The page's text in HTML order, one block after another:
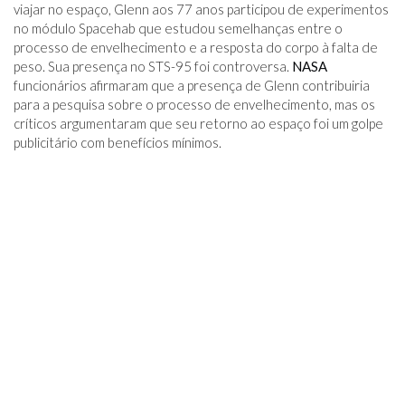
viajar no espaço, Glenn aos 77 anos participou de experimentos
no módulo Spacehab que estudou semelhanças entre o
processo de envelhecimento e a resposta do corpo à falta de
peso. Sua presença no STS-95 foi controversa. NASA
funcionários afirmaram que a presença de Glenn contribuiria
para a pesquisa sobre o processo de envelhecimento, mas os
críticos argumentaram que seu retorno ao espaço foi um golpe
publicitário com benefícios mínimos.